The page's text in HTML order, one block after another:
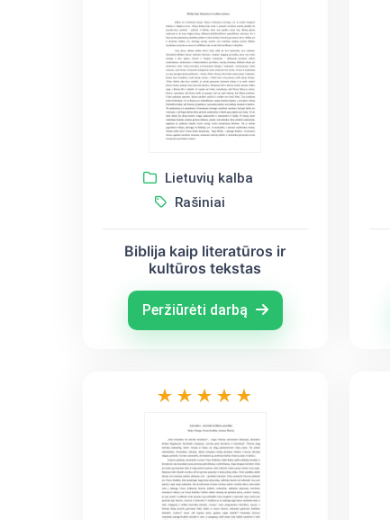
Lietuvių kalba
Rašiniai
Biblija kaip literatūros ir
kultūros tekstas
Peržiūrėti darbą